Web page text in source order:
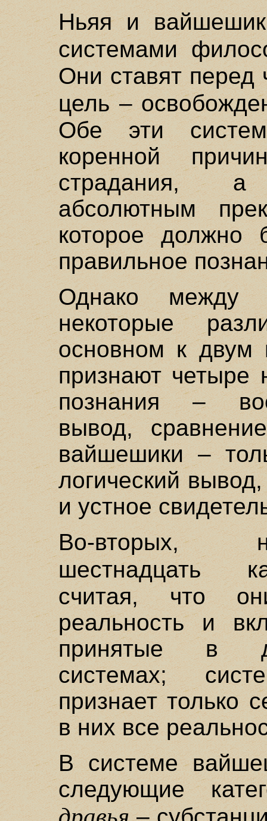
Ньяя и
системами
Они ставят перед
цель –
Обе эти
коренной
страдания,
абсолютным
которое должно
правильное
Однако между
некоторые
основном к двум
признают четыре
познания –
вывод,
вайшешики –
логический
и устное
Во-вторых,
шестнадцать
считая, что
реальность и
принятые в
системах;
признает только
в них все
В системе
следующие